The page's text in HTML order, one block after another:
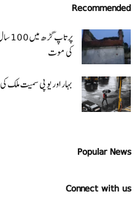
Recommended
کی موت
بہار اور یو پی سمیت ملک کی 17ریاستوں میں بارش کا امکان
Popular News
Connect with us